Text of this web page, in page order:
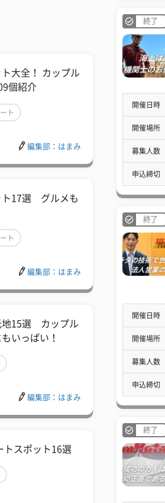
大全！ カップル
個紹介
ト
編集部：はまみ
ト17選 グルメも
ト
編集部：はまみ
地15選 カップル
いっぱい！
編集部：はまみ
トスポット16選
終了
開催日時
開催場所
募集人数
申込締切
終了
開催日時
開催場所
募集人数
申込締切
終了